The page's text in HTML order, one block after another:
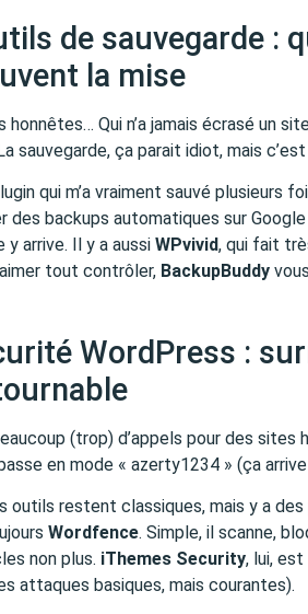
de sauvegarde :
la mise
honnêtes… Qui n’a jamais écrasé un
sauvegarde, ça parait idiot, mais
qui m’a vraiment sauvé plusieurs
des backups automatiques sur
y arrive. Il y a aussi WPvivid, qui fait
tout contrôler, BackupBuddy
WordPress :
(trop) d’appels pour des sites
en mode « azerty1234 » (ça
outils restent classiques, mais y a
Wordfence. Simple, il scanne,
non plus. iThemes Security, lui,
attaques basiques, mais courantes).